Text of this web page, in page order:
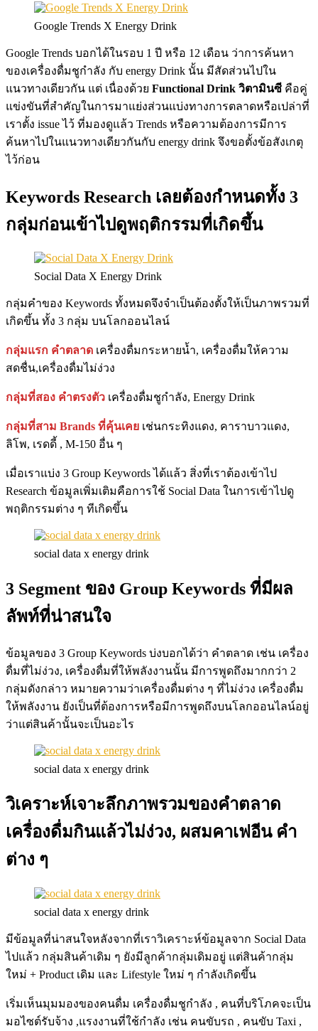
Google Trends X Energy Drink
Google Trends บอกได้ในรอบ 1 ปี หรือ 12 เดือน ว่าการค้นหา
ของเครื่องดื่มชูกำลัง กับ energy Drink นั้น มีสัดส่วนไปใน
แนวทางเดียวกัน แต่ เนื่องด้วย Functional Drink วิตามินซี คือคู่
แข่งขันที่สำคัญในการมาแย่งส่วนแบ่งทางการตลาดหรือเปล่าที่
เราตั้ง issue ไว้ ที่มองดูแล้ว Trends หรือความต้องการมีการ
ค้นหาไปในแนวทางเดียวกันกับ energy drink จึงขอตั้งข้อสังเกตุ
ไว้ก่อน
Keywords Research เลยต้องกำหนดทั้ง 3
กลุ่มก่อนเข้าไปดูพฤติกรรมที่เกิดขึ้น
Social Data X Energy Drink
กลุ่มคำของ Keywords ทั้งหมดจึงจำเป็นต้องตั้งให้เป็นภาพรวมที่
เกิดขึ้น ทั้ง 3 กลุ่ม บนโลกออนไลน์
กลุ่มแรก คำตลาด เครื่องดื่มกระหายน้ำ, เครื่องดื่มให้ความ
สดชื่น,เครื่องดื่มไม่ง่วง
กลุ่มที่สอง คำตรงตัว เครื่องดื่มชูกำลัง, Energy Drink
กลุ่มที่สาม Brands ที่คุ้นเคย เช่นกระทิงแดง, คาราบาวแดง,
ลิโพ, เรดดี้ , M-150 อื่น ๆ
เมื่อเราแบ่ง 3 Group Keywords ได้แล้ว สิ่งที่เราต้องเข้าไป
Research ข้อมูลเพิ่มเติมคือการใช้ Social Data ในการเข้าไปดู
พฤติกรรมต่าง ๆ ทีเกิดขึ้น
social data x energy drink
3 Segment ของ Group Keywords ที่มีผล
ลัพท์ที่น่าสนใจ
ข้อมูลของ 3 Group Keywords บ่งบอกได้ว่า คำตลาด เช่น เครื่อง
ดื่มที่ไม่ง่วง, เครื่องดื่มที่ให้พลังงานนั้น มีการพูดถึงมากกว่า 2
กลุ่มดังกล่าว หมายความว่าเครื่องดื่มต่าง ๆ ที่ไม่ง่วง เครื่องดื่ม
ให้พลังงาน ยังเป็นที่ต้องการหรือมีการพูดถึงบนโลกออนไลน์อยู่
ว่าแต่สินค้านั้นจะเป็นอะไร
social data x energy drink
วิเคราะห์เจาะลึกภาพรวมของคำตลาด
เครื่องดื่มกินแล้วไม่ง่วง, ผสมคาเฟอีน คำ
ต่าง ๆ
social data x energy drink
มีข้อมูลที่น่าสนใจหลังจากที่เราวิเคราะห์ข้อมูลจาก Social Data
ไปแล้ว กลุ่มสินค้าเดิม ๆ ยังมีลูกค้ากลุ่มเดิมอยู่ แต่สินค้ากลุ่ม
ใหม่ + Product เดิม และ Lifestyle ใหม่ ๆ กำลังเกิดขึ้น
เริ่มเห็นมุมมองของคนดื่ม เครื่องดื่มชูกำลัง , คนที่บริโภคจะเป็น
มอไซต์รับจ้าง ,แรงงานที่ใช้กำลัง เช่น คนขับรถ , คนขับ Taxi ,